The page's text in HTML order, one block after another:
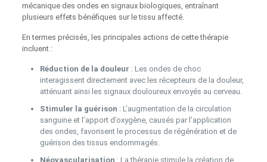
mécanique des ondes en signaux biologiques, entraînant
plusieurs effets bénéfiques sur le tissu affecté.
En termes précisés, les principales actions de cette thérapie
incluent :
Réduction de la douleur : Les ondes de choc
interagissent directement avec les récepteurs de la douleur,
atténuant ainsi les signaux douloureux envoyés au cerveau.
Stimuler la guérison : L’augmentation de la circulation
sanguine et l’apport d’oxygène, causés par l’application
des ondes, favorisent le processus de régénération et de
guérison des tissus endommagés.
Néovascularisation : La thérapie stimule la création de